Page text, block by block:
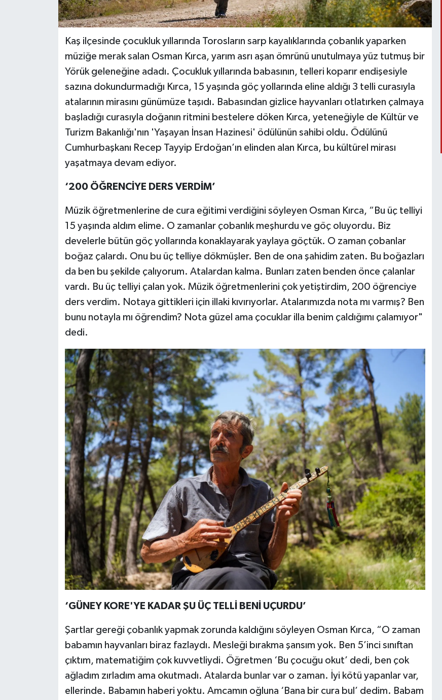
Kaş ilçesinde çocukluk yıllarında Torosların sarp kayalıklarında çobanlık yaparken
müziğe merak salan Osman Kırca, yarım asrı aşan ömrünü unutulmaya yüz tutmuş bir
Yörük geleneğine adadı. Çocukluk yıllarında babasının, telleri koparır endişesiyle
sazına dokundurmadığı Kırca, 15 yaşında göç yollarında eline aldığı 3 telli curasıyla
atalarının mirasını günümüze taşıdı. Babasından gizlice hayvanları otlatırken çalmaya
başladığı curasıyla doğanın ritmini bestelere döken Kırca, yeteneğiyle de Kültür ve
Turizm Bakanlığı'nın 'Yaşayan İnsan Hazinesi' ödülünün sahibi oldu. Ödülünü
Cumhurbaşkanı Recep Tayyip Erdoğan’ın elinden alan Kırca, bu kültürel mirası
yaşatmaya devam ediyor.
‘200 ÖĞRENCİYE DERS VERDİM’
Müzik öğretmenlerine de cura eğitimi verdiğini söyleyen Osman Kırca, “Bu üç telliyi
15 yaşında aldım elime. O zamanlar çobanlık meşhurdu ve göç oluyordu. Biz
develerle bütün göç yollarında konaklayarak yaylaya göçtük. O zaman çobanlar
boğaz çalardı. Onu bu üç telliye dökmüşler. Ben de ona şahidim zaten. Bu boğazları
da ben bu şekilde çalıyorum. Atalardan kalma. Bunları zaten benden önce çalanlar
vardı. Bu üç telliyi çalan yok. Müzik öğretmenlerini çok yetiştirdim, 200 öğrenciye
ders verdim. Notaya gittikleri için illaki kıvırıyorlar. Atalarımızda nota mı varmış? Ben
bunu notayla mı öğrendim? Nota güzel ama çocuklar illa benim çaldığımı çalamıyor"
dedi.
‘GÜNEY KORE'YE KADAR ŞU ÜÇ TELLİ BENİ UÇURDU’
Şartlar gereği çobanlık yapmak zorunda kaldığını söyleyen Osman Kırca, “O zaman
babamın hayvanları biraz fazlaydı. Mesleği bırakma şansım yok. Ben 5’inci sınıftan
çıktım, matematiğim çok kuvvetliydi. Öğretmen ‘Bu çocuğu okut’ dedi, ben çok
ağladım zırladım ama okutmadı. Atalarda bunlar var o zaman. İyi kötü yapanlar var,
ellerinde. Babamın haberi yoktu. Amcamın oğluna ‘Bana bir cura bul’ dedim. Babam
RESMİ İLAN